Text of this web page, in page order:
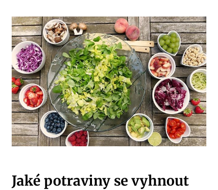
Jaké potraviny se vyhnout